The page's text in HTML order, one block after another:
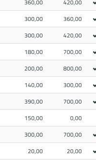
360,00
420,00
300,00
360,00
300,00
420,00
180,00
700,00
200,00
800,00
140,00
300,00
390,00
700,00
150,00
0,00
300,00
700,00
20,00
20,00